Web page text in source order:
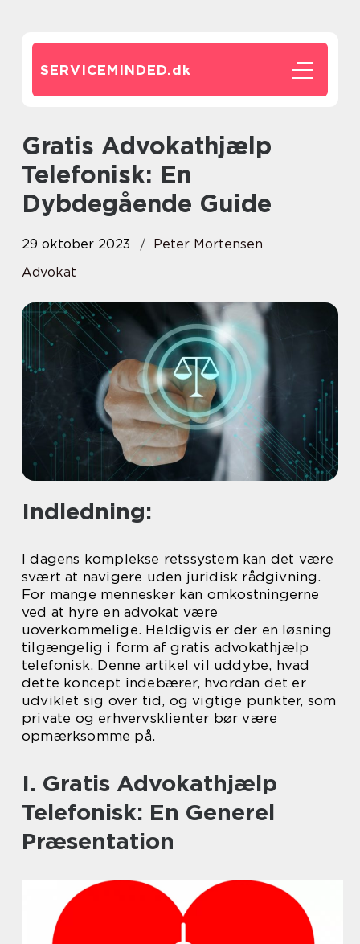
SERVICEMINDED.dk
Gratis Advokathjælp
Telefonisk: En
Dybdegående Guide
29 oktober 2023
Peter Mortensen
Advokat
Indledning:
I dagens komplekse retssystem kan det være
svært at navigere uden juridisk rådgivning.
For mange mennesker kan omkostningerne
ved at hyre en advokat være
uoverkommelige. Heldigvis er der en løsning
tilgængelig i form af gratis advokathjælp
telefonisk. Denne artikel vil uddybe, hvad
dette koncept indebærer, hvordan det er
udviklet sig over tid, og vigtige punkter, som
private og erhvervsklienter bør være
opmærksomme på.
I. Gratis Advokathjælp
Telefonisk: En Generel
Præsentation